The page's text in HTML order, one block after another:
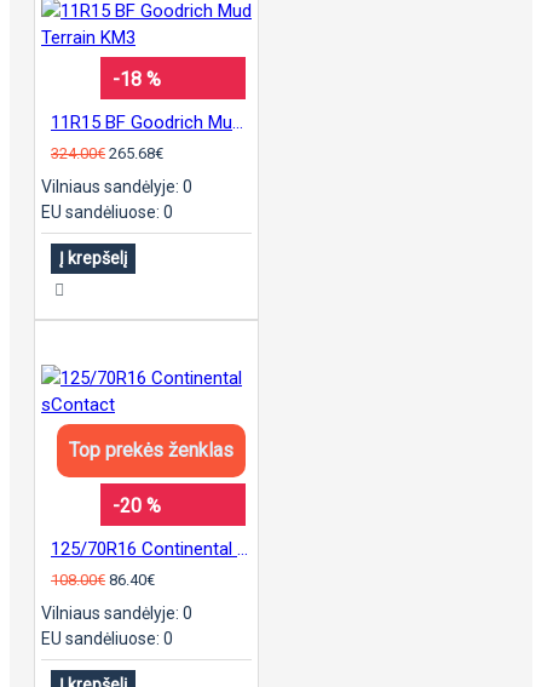
-18 %
324.00€ 265.68€
Vilniaus sandėlyje: 0
EU sandėliuose: 0
Į krepšelį
Top prekės ženklas
-20 %
108.00€ 86.40€
Vilniaus sandėlyje: 0
EU sandėliuose: 0